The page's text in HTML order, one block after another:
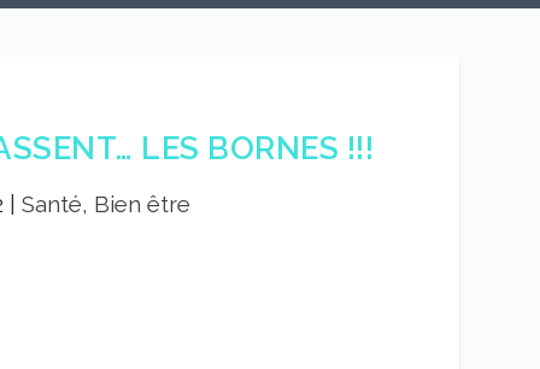
LES BORNES !!!
|Santé, Bien être